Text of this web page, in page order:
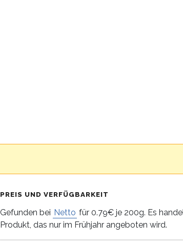
PREIS UND VERFÜGBARKEIT
Gefunden bei Netto für 0.79€ je 200g. Es
Produkt, das nur im Frühjahr angeboten wird.